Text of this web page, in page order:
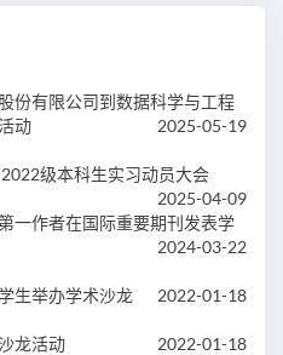
份有限公司到数据科学与工程
动
2025-05-19
级本科生实习动员大会
2025-04-09
一作者在国际重要期刊发表学
2024-03-22
生举办学术沙龙 2022-01-18
龙活动 2022-01-18